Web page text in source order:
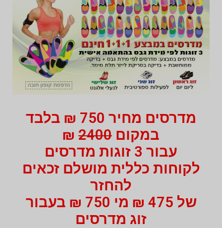
מדרסים מחיר 750 ₪ בלבד
במקום 2400
₪
עבור 3 זוגות מדרסים
לקוחות כללית מושלם זכאים
להחזר
של 475 ₪ מי 750 ₪ בעבור
זוג מדרסים